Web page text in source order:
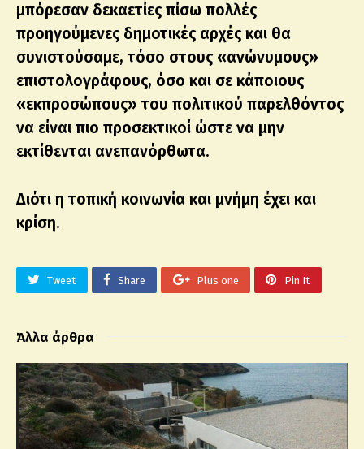
μπόρεσαν δεκαετίες πίσω πολλές
προηγούμενες δημοτικές αρχές και θα
συνιστούσαμε, τόσο στους «ανώνυμους»
επιστολογράφους, όσο και σε κάποιους
«εκπροσώπους» του πολιτικού παρελθόντος
να είναι πιο προσεκτικοί ώστε να μην
εκτίθενται ανεπανόρθωτα.
Διότι η τοπική κοινωνία και μνήμη έχει και
κρίση.
Tweet Share Plus one Pin It
Άλλα άρθρα